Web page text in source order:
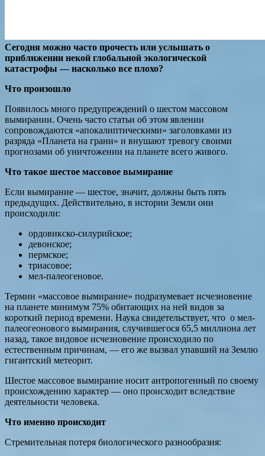
Сегодня можно часто прочесть или услышать о
приближении некой глобальной экологической
катастрофы — насколько все плохо?
Что произошло
Появилось много предупреждений о шестом массовом
вымирании. Очень часто статьи об этом явлении
сопровождаются «апокалиптическими» заголовками из
разряда «Планета на грани» и внушают тревогу своими
прогнозами об уничтожении на планете всего живого.
Что такое шестое массовое вымирание
Если вымирание — шестое, значит, должны быть пять
предыдущих. Действительно, в истории Земли они
происходили:
ордовикско-силурийское;
девонское;
пермское;
триасовое;
мел-палеогеновое.
Термин «массовое вымирание» подразумевает исчезновение
на планете минимум 75% обитающих на ней видов за
короткий период времени. Наука свидетельствует, что о мел-
палеогеонового вымирания, случившегося 65,5 миллиона лет
назад, такое видовое исчезновение происходило по
естественным причинам, — его же вызвал упавший на Землю
гигантский метеорит.
Шестое массовое вымирание носит антропогенный по своему
происхождению характер — оно происходит вследствие
деятельности человека.
Что именно происходит
Стремительная потеря биологического разнообразия: